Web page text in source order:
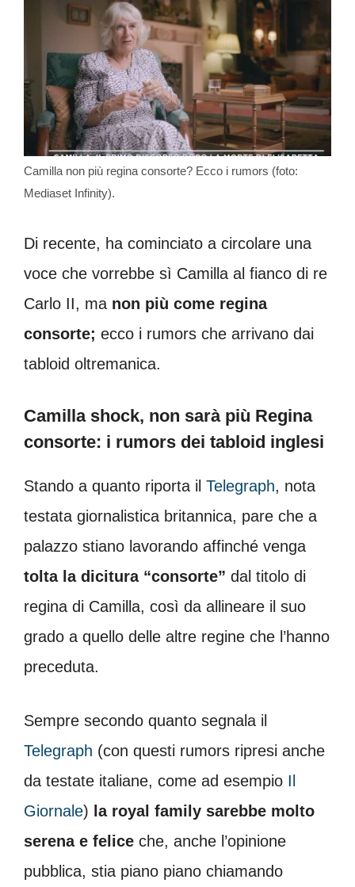
Camilla non più regina consorte? Ecco i rumors (foto:
Mediaset Infinity).
Di recente, ha cominciato a circolare una
voce che vorrebbe sì Camilla al fianco di re
Carlo II, ma non più come regina
consorte; ecco i rumors che arrivano dai
tabloid oltremanica.
Camilla shock, non sarà più Regina
consorte: i rumors dei tabloid inglesi
Stando a quanto riporta il Telegraph, nota
testata giornalistica britannica, pare che a
palazzo stiano lavorando affinché venga
tolta la dicitura “consorte” dal titolo di
regina di Camilla, così da allineare il suo
grado a quello delle altre regine che l’hanno
preceduta.
Sempre secondo quanto segnala il
Telegraph (con questi rumors ripresi anche
da testate italiane, come ad esempio Il
Giornale) la royal family sarebbe molto
serena e felice che, anche l’opinione
pubblica, stia piano piano chiamando